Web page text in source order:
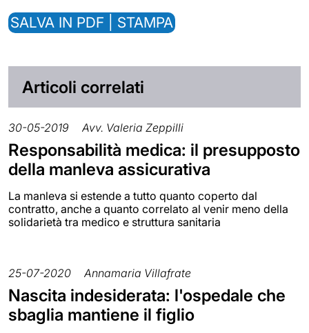
SALVA IN PDF | STAMPA
Articoli correlati
30-05-2019 Avv. Valeria Zeppilli
Responsabilità medica: il presupposto
della manleva assicurativa
La manleva si estende a tutto quanto coperto dal
contratto, anche a quanto correlato al venir meno della
solidarietà tra medico e struttura sanitaria
25-07-2020 Annamaria Villafrate
Nascita indesiderata: l'ospedale che
sbaglia mantiene il figlio